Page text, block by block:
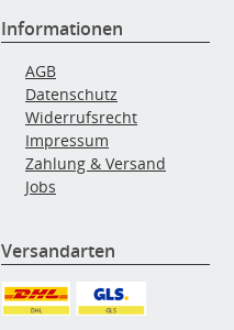
Informationen
AGB
Datenschutz
Widerrufsrecht
Impressum
Zahlung & Versand
Jobs
Versandarten